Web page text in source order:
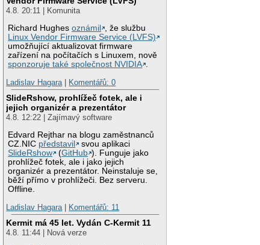
4.8. 20:11 | Komunita
Richard Hughesoznámil
, že službu
Linux Vendor Firmware Service (LVFS)
umožňující aktualizovat firmware
zařízení na počítačích s Linuxem, nově
sponzoruje také společnost NVIDIA .
Ladislav Hagara | Komentářů: 0
SlideRshow, prohlížeč fotek, ale i
jejich organizér a prezentátor
4.8. 12:22 | Zajímavý software
Edvard Rejthar na blogu zaměstnanců
CZ.NIC představil
svou aplikaci
SlideRshow
(GitHub ). Funguje jako
prohlížeč fotek, ale i jako jejich
organizér a prezentátor. Neinstaluje se,
běží přímo v prohlížeči. Bez serveru.
Offline.
Ladislav Hagara | Komentářů: 11
Kermit má 45 let. Vydán C-Kermit 11
4.8. 11:44 | Nová verze